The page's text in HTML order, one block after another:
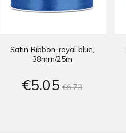
Satin Ribbon, royal blue,
38mm/25m
€5 05 €673